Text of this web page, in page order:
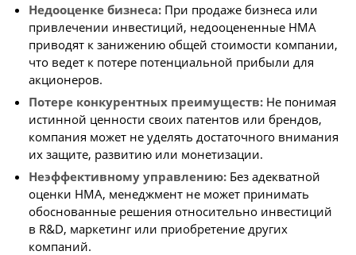
Недооценке бизнеса: При продаже бизнеса или
привлечении инвестиций, недооцененные НМА
приводят к занижению общей стоимости компании,
что ведет к потере потенциальной прибыли для
акционеров.
Потере конкурентных преимуществ: Не понимая
истинной ценности своих патентов или брендов,
компания может не уделять достаточного внимания
их защите, развитию или монетизации.
Неэффективному управлению: Без адекватной
оценки НМА, менеджмент не может принимать
обоснованные решения относительно инвестиций
в R&D, маркетинг или приобретение других
компаний.